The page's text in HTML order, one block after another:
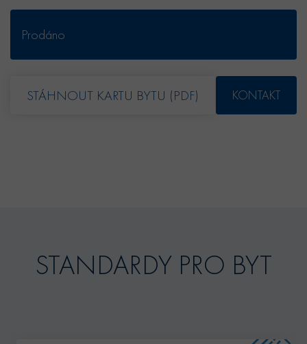
Prodáno
STÁHNOUT KARTU BYTU (PDF) KONTAKT
STANDARDY PRO BYT